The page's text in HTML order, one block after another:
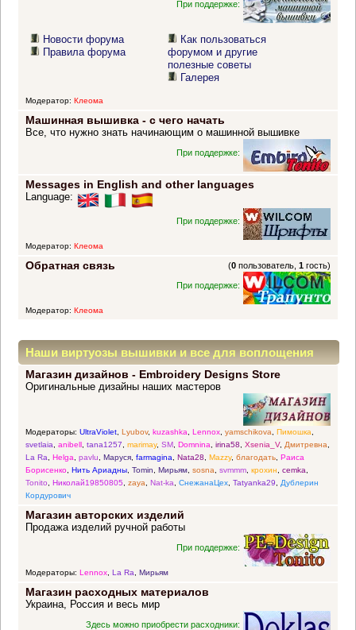
При поддержке:
Новости форума
Правила форума
Как пользоваться
форумом и другие
полезные советы
Галерея
Модератор: Клеома
Машинная вышивка - с чего начать
Все, что нужно знать начинающим о машинной вышивке
При поддержке:
Messages in English and other languages
Language:
При поддержке:
Модератор: Клеома
Обратная связь (0 пользователь,1 гость)
При поддержке:
Модератор: Клеома
Наши виртуозы вышивки и все для воплощения
прекрасных идей
Магазин дизайнов - Embroidery Designs Store
Оригинальные дизайны наших мастеров
Модераторы: UltraViolet, Lyubov, kuzashka, Lennox, yamschikova, Пимошка,
svetlaia, anibell, tana1257, marimay, SM, Domnina, irina58, Xsenia_V, Дмитревна,
La Ra, Helga, pavlu, Маруся, farmagina, Nata28, Mazzy, благодать, Раиса
Борисенко, Нить Ариадны, Tomin, Мирьям, sosna, svmmm, крохин, cemka,
Tonito, Николай19850805, zaya, Nat-ka, СнежанаЦех, Tatyanka29, Дублерин
Кордурович
Магазин авторских изделий
Продажа изделий ручной работы
При поддержке:
Модераторы: Lennox, La Ra, Мирьям
Магазин расходных материалов
Украина, Россия и весь мир
Здесь можно приобрести расходники: